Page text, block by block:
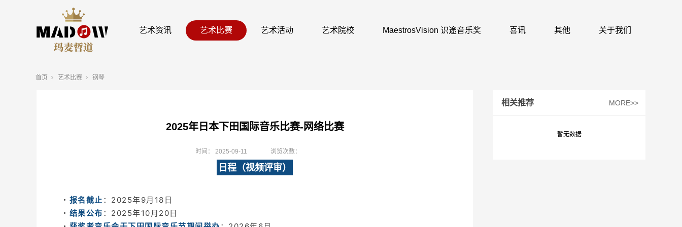
艺术资讯 艺术比赛 艺术活动 艺术院校 MaestrosVision 识途音乐奖 喜讯 其他 关于我们
首页 艺术比赛 钢琴
2025年日本下田国际音乐比赛-网络比赛
时间： 2025-09-11 浏览次数：
日程（视频评审）
・ 报名截止 ：2025年9月18日
・ 结果公布 ：2025年10月20日
相关推荐 MORE>>
暂无数据